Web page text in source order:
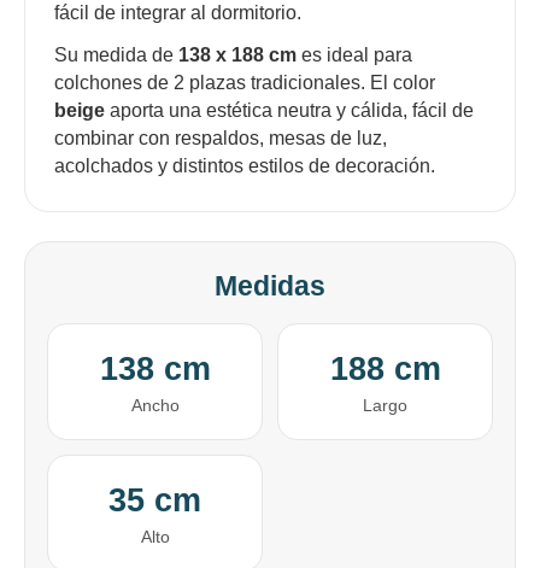
fácil de integrar al dormitorio.
Su medida de 138 x 188 cm es ideal para
colchones de 2 plazas tradicionales. El color
beige aporta una estética neutra y cálida, fácil de
combinar con respaldos, mesas de luz,
acolchados y distintos estilos de decoración.
Medidas
138 cm
Ancho
188 cm
Largo
35 cm
Alto
Después, hasta en 12
cuotas y sin tocar tu
tarjeta de crédito
¡Sumate a la forma más ágil de
* sujeto aprobación crediticia.
Cédula de identidad
Fecha de nacimiento
Estás calificado para comprar usando Pago
¡Tenés hasta
para comprar en las cuotas que
prefieras!
Elegí Pago Después como metodo de pago
* sujeto a aprobación crediticia. El monto disponible
el inconveniente, por cualquier duda
contactanos en
¡Algo salió mal!
Por favor intenta nuevamente mas tarde.